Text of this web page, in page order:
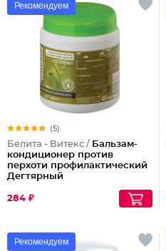
Рекомендуем
(5)
Белита - Витекс / Бальзам-
кондиционер против
перхоти профилактический
Дегтярный
284 ₽
Рекомендуем